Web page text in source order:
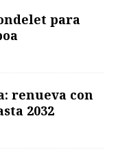
para
renueva con
2032